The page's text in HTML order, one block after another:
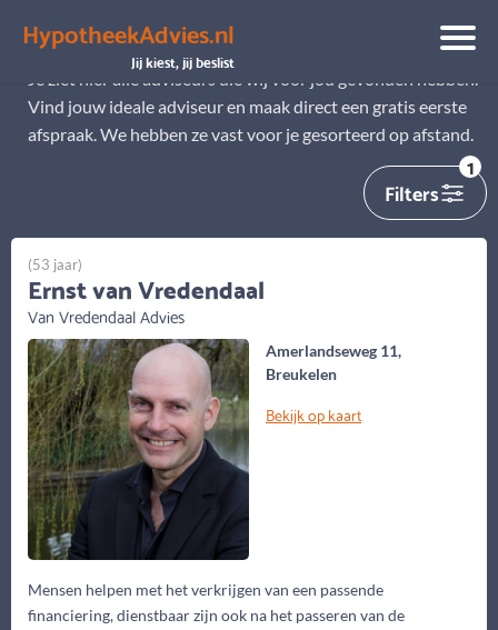
HypotheekAdvies.nl
Jij kiest, jij beslist
Alle adviseurs
Je ziet hier alle adviseurs die wij voor jou gevonden hebben.
Vind jouw ideale adviseur en maak direct een gratis eerste
afspraak. We hebben ze vast voor je gesorteerd op afstand.
Filters
1
Amerlandseweg 11,
Breukelen
Bekijk op kaart
Mensen helpen met het verkrijgen van een passende
financiering, dienstbaar zijn ook na het passeren van de
(53 jaar)
Ernst van Vredendaal
Van Vredendaal Advies